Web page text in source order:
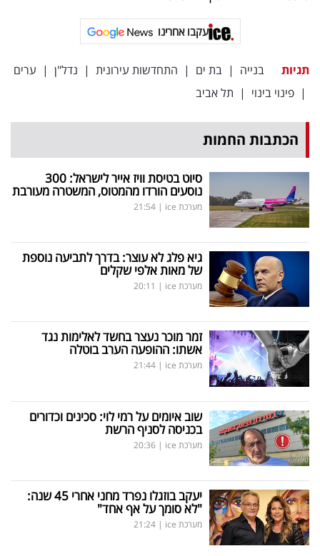
עקבו
אחרינו:
עקבו אחרינו
תגיות בנייה | בת ים | התחדשות עירונית | נדל"ן | ערים
| פינוי בינוי | תל אביב
הכתבות החמות
סיוט בטיסת וויז אייר לישראל: 300
נוסעים הורדו מהמטוס, המשטרה מעורבת
מערכת ice |
21:54
גיא פלג לא עוצר: בדרך לתביעה נוספת
של מאות אלפי שקלים
מערכת ice |
20:11
זמר מוכר נעצר בחשד לאלימות נגד
אשתו: ההופעה הערב בוטלה
מערכת ice |
21:44
שוב איומים על רמי לוי: סכינים וכדורים
בכניסה לסניף הרשת
מערכת ice |
20:36
יעקב בוזגלו נפרד מחני אחרי 45 שנה:
"לא סומך על אף אחד"
מערכת ice |
21:24